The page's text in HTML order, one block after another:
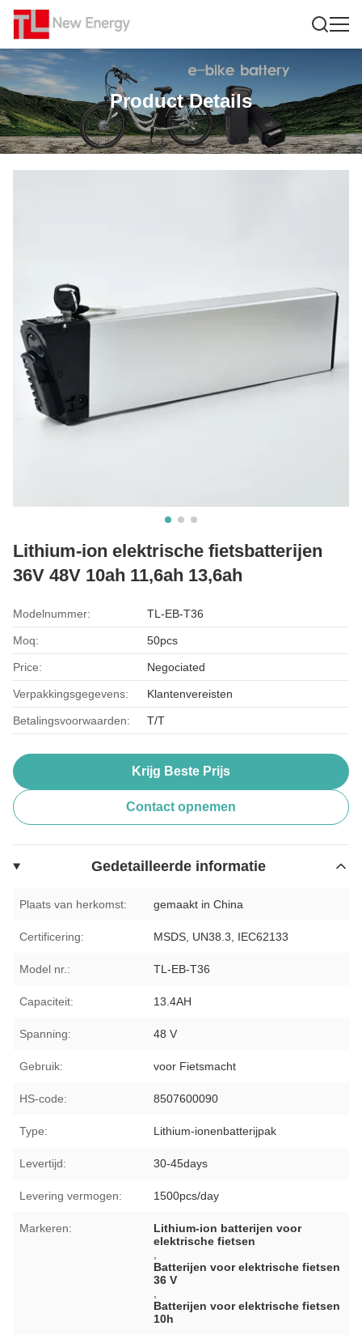
Product Details
Lithium-ion elektrische fietsbatterijen
36V 48V 10ah 11,6ah 13,6ah
Modelnummer: TL-EB-T36
Moq: 50pcs
Price: Negociated
Verpakkingsgegevens: Klantenvereisten
Betalingsvoorwaarden: T/T
Krijg Beste Prijs
Contact opnemen
Gedetailleerde informatie
Plaats van herkomst: gemaakt in China
Certificering: MSDS, UN38.3, IEC62133
Model nr.: TL-EB-T36
Capaciteit: 13.4AH
Spanning: 48 V
Gebruik: voor Fietsmacht
HS-code: 8507600090
Type: Lithium-ionenbatterijpak
Levertijd: 30-45days
Levering vermogen: 1500pcs/day
Markeren:
Lithium-ion batterijen voor
elektrische fietsen
Batterijen voor elektrische fietsen
36 V
Batterijen voor elektrische fietsen
10h